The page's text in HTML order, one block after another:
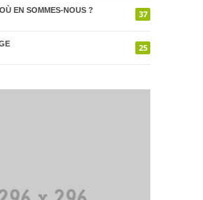
37
EN SOMMES-NOUS ?
25